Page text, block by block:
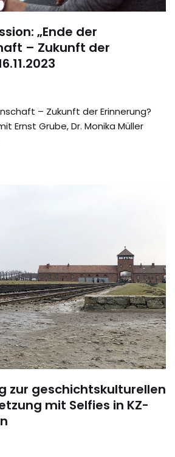
„Ende der
– Zukunft der
– Zukunft der Erinnerung?
Ernst Grube, Dr. Monika Müller
zur geschichtskulturellen
mit Selfies in KZ-